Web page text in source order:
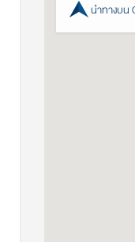
นำทางบน